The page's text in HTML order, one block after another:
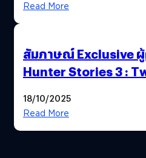
Read More
สัมภาษณ์ Exclusive
Hunter Stories 3 :
สวยฉ่ำ !
18/10/2025
Read More